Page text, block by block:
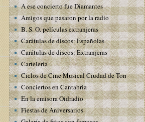
A ese concierto fue Diamantes
Amigos que pasaron por la radio
B. S. O. películas extranjeras
Carátulas de discos: Españolas
Carátulas de discos: Extranjeras
Cartelería
Ciclos de Cine Musical Ciudad de Torrelavega
Conciertos en Cantabria
En la emisora Oidradio
Fiestas de Aniversarios